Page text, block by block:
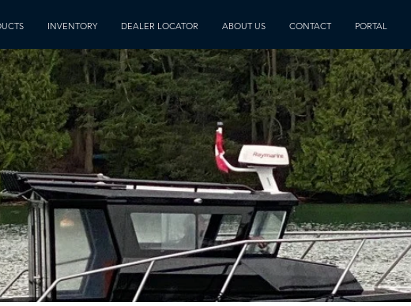
INVENTORY DEALER LOCATOR ABOUT US CONTACT PORTAL